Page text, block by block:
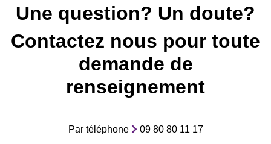
Une question? Un doute?
Contactez nous pour toute
demande de
renseignement
Par téléphone 09 80 80 11 17